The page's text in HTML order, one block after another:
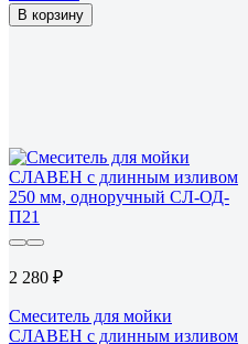
В корзину
2 280 ₽
Смеситель для мойки
СЛАВЕН с длинным изливом